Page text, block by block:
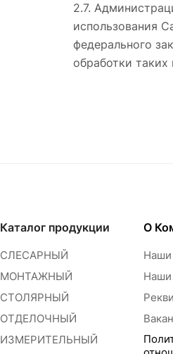
2.7.
использования
федерального
обработки
Каталог продукции
СЛЕСАРНЫЙ
МОНТАЖНЫЙ
СТОЛЯРНЫЙ
ОТДЕЛОЧНЫЙ
ИЗМЕРИТЕЛЬНЫЙ
О
Наши
Наши